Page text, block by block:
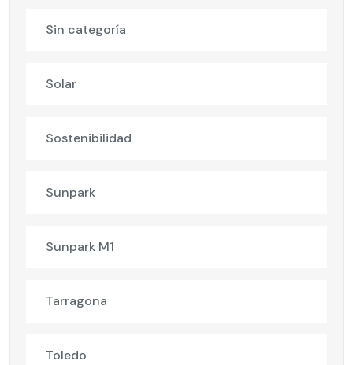
Sin categoría
Solar
Sostenibilidad
Sunpark
Sunpark M1
Tarragona
Toledo